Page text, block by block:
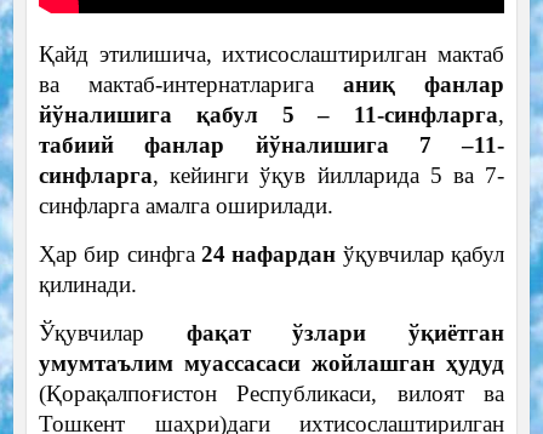
Қайд этилишича, ихтисослаштирилган мактаб
ва мактаб-интернатларигааниқ фанлар
йўналишига қабул 5 – 11-синфларга,
табиий фанлар йўналишига 7 –11-
синфларга, кейинги ўқув йилларида 5 ва 7-
синфларга амалга оширилади.
Ҳар бир синфга 24 нафардан ўқувчилар қабул
қилинади.
Ўқувчилар фақат ўзлари ўқиётган
умумтаълим муассасаси жойлашган ҳудуд
(Қорақалпоғистон Республикаси, вилоят ва
Тошкент шаҳри)даги ихтисослаштирилган